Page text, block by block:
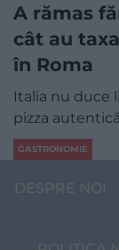
A rămas
cât au
în Roma
Italia nu duce
pizza
GASTRONOMIE